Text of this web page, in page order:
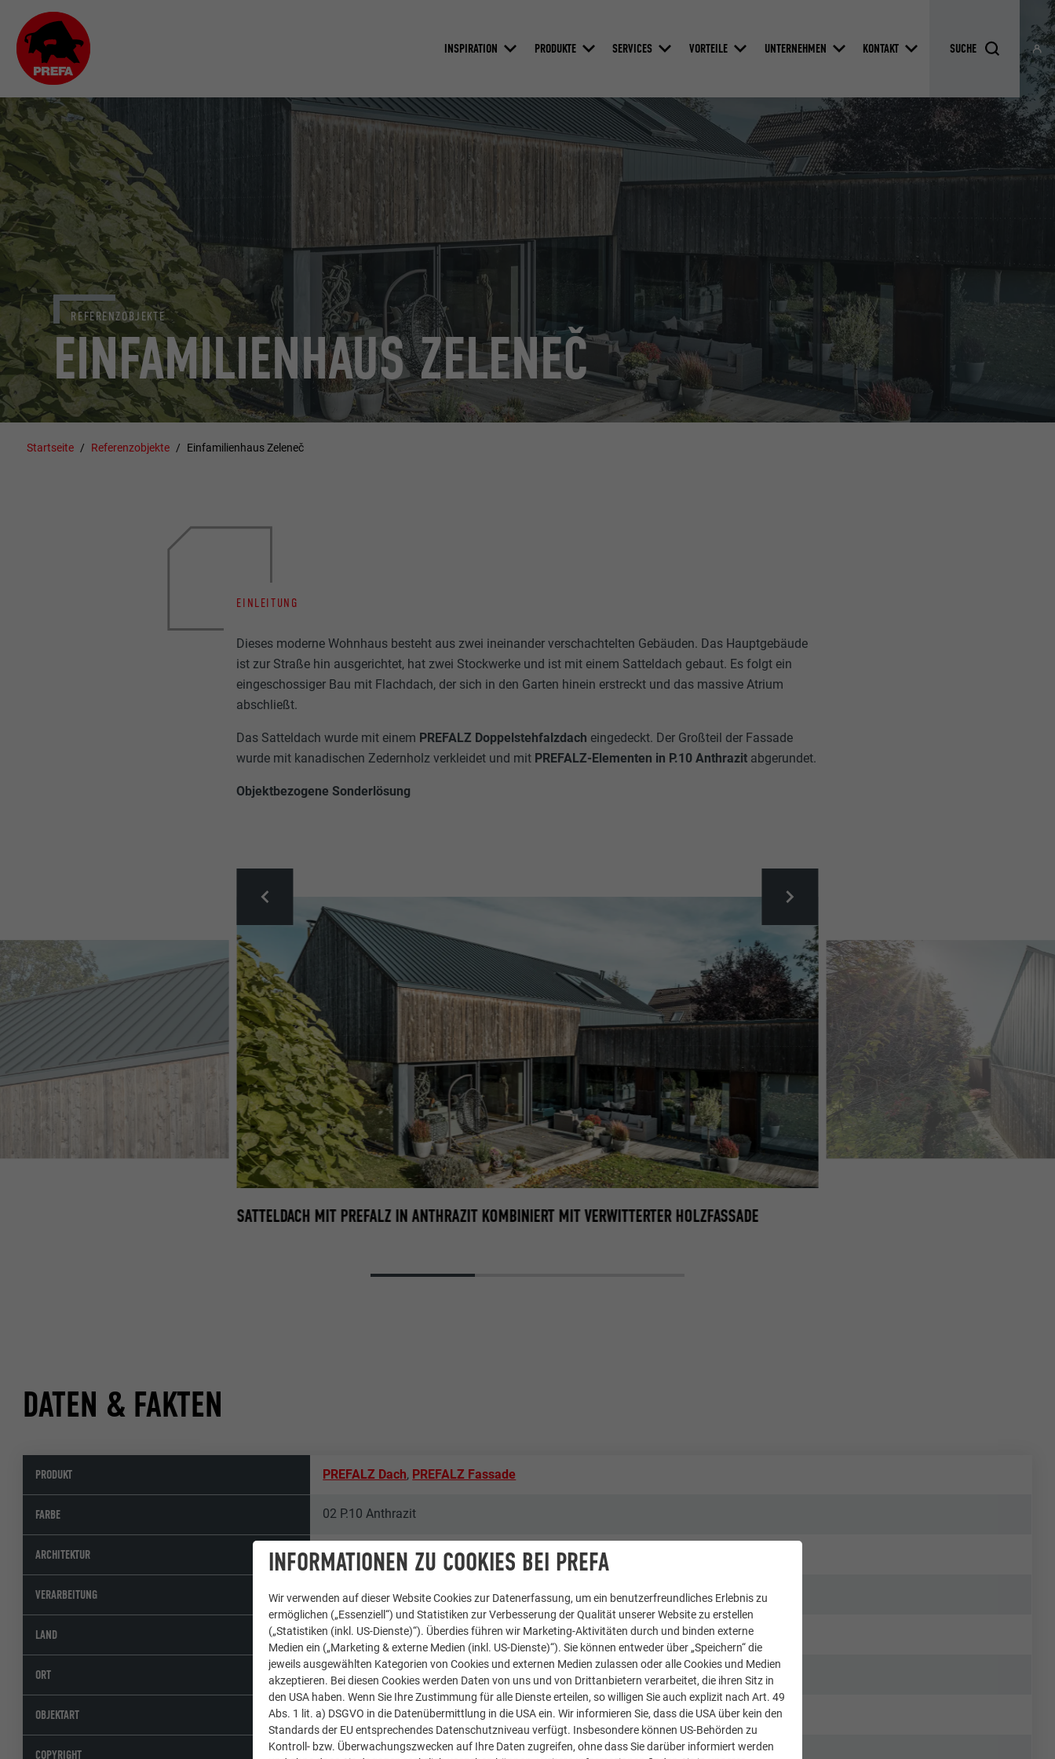
INSPIRATION PRODUKTE SERVICES VORTEILE UNTERNEHMEN KONTAKT
EINFAMILIENHAUS ZELENEČ
REFERENZOBJEKTE
Startseite Referenzobjekte Einfamilienhaus Zeleneč
EINLEITUNG
Dieses moderne Wohnhaus besteht aus zwei ineinander verschachtelten Gebäuden. Das Hauptgebäude
ist zur Straße hin ausgerichtet, hat zwei Stockwerke und ist mit einem Satteldach gebaut. Es folgt ein
eingeschossiger Bau mit Flachdach, der sich in den Garten hinein erstreckt und das massive Atrium
abschließt.
Das Satteldach wurde mit einem PREFALZ Doppelstehfalzdach eingedeckt. Der Großteil der Fassade
wurde mit kanadischen Zedernholz verkleidet und mit PREFALZ-Elementen in P.10 Anthrazit abgerundet.
Objektbezogene Sonderlösung
SATTELDACH MIT PREFALZ IN ANTHRAZIT KOMBINIERT MIT VERWITTERTER HOLZFASSADE
DATEN & FAKTEN
PRODUKT PREFALZ Dach, PREFALZ Fassade
FARBE 02 P.10 Anthrazit
ARCHITEKTUR Atelier Kunc Architects
VERARBEITUNG Klips s.r.o.
LAND Tschechien
ORT Zeleneč
OBJEKTART Einfamilienhäuser
COPYRIGHT © PREFA | Croce & Wir
INFORMATIONEN ZU COOKIES BEI PREFA
Wir verwenden auf dieser Website Cookies zur Datenerfassung, um ein benutzerfreundliches Erlebnis zu
ermöglichen („Essenziell“) und Statistiken zur Verbesserung der Qualität unserer Website zu erstellen
(„Statistiken (inkl. US-Dienste)“). Überdies führen wir Marketing-Aktivitäten durch und binden externe
Medien ein („Marketing & externe Medien (inkl. US-Dienste)“). Sie können entweder über „Speichern“ die
jeweils ausgewählten Kategorien von Cookies und externen Medien zulassen oder alle Cookies und Medien
akzeptieren. Bei diesen Cookies werden Daten von uns und von Drittanbietern verarbeitet, die ihren Sitz in
den USA haben. Wenn Sie Ihre Zustimmung für alle Dienste erteilen, so willigen Sie auch explizit nach Art. 49
Abs. 1 lit. a) DSGVO in die Datenübermittlung in die USA ein. Wir informieren Sie, dass die USA über kein den
Standards der EU entsprechendes Datenschutzniveau verfügt. Insbesondere können US-Behörden zu
Kontroll- bzw. Überwachungszwecken auf Ihre Daten zugreifen, ohne dass Sie darüber informiert werden